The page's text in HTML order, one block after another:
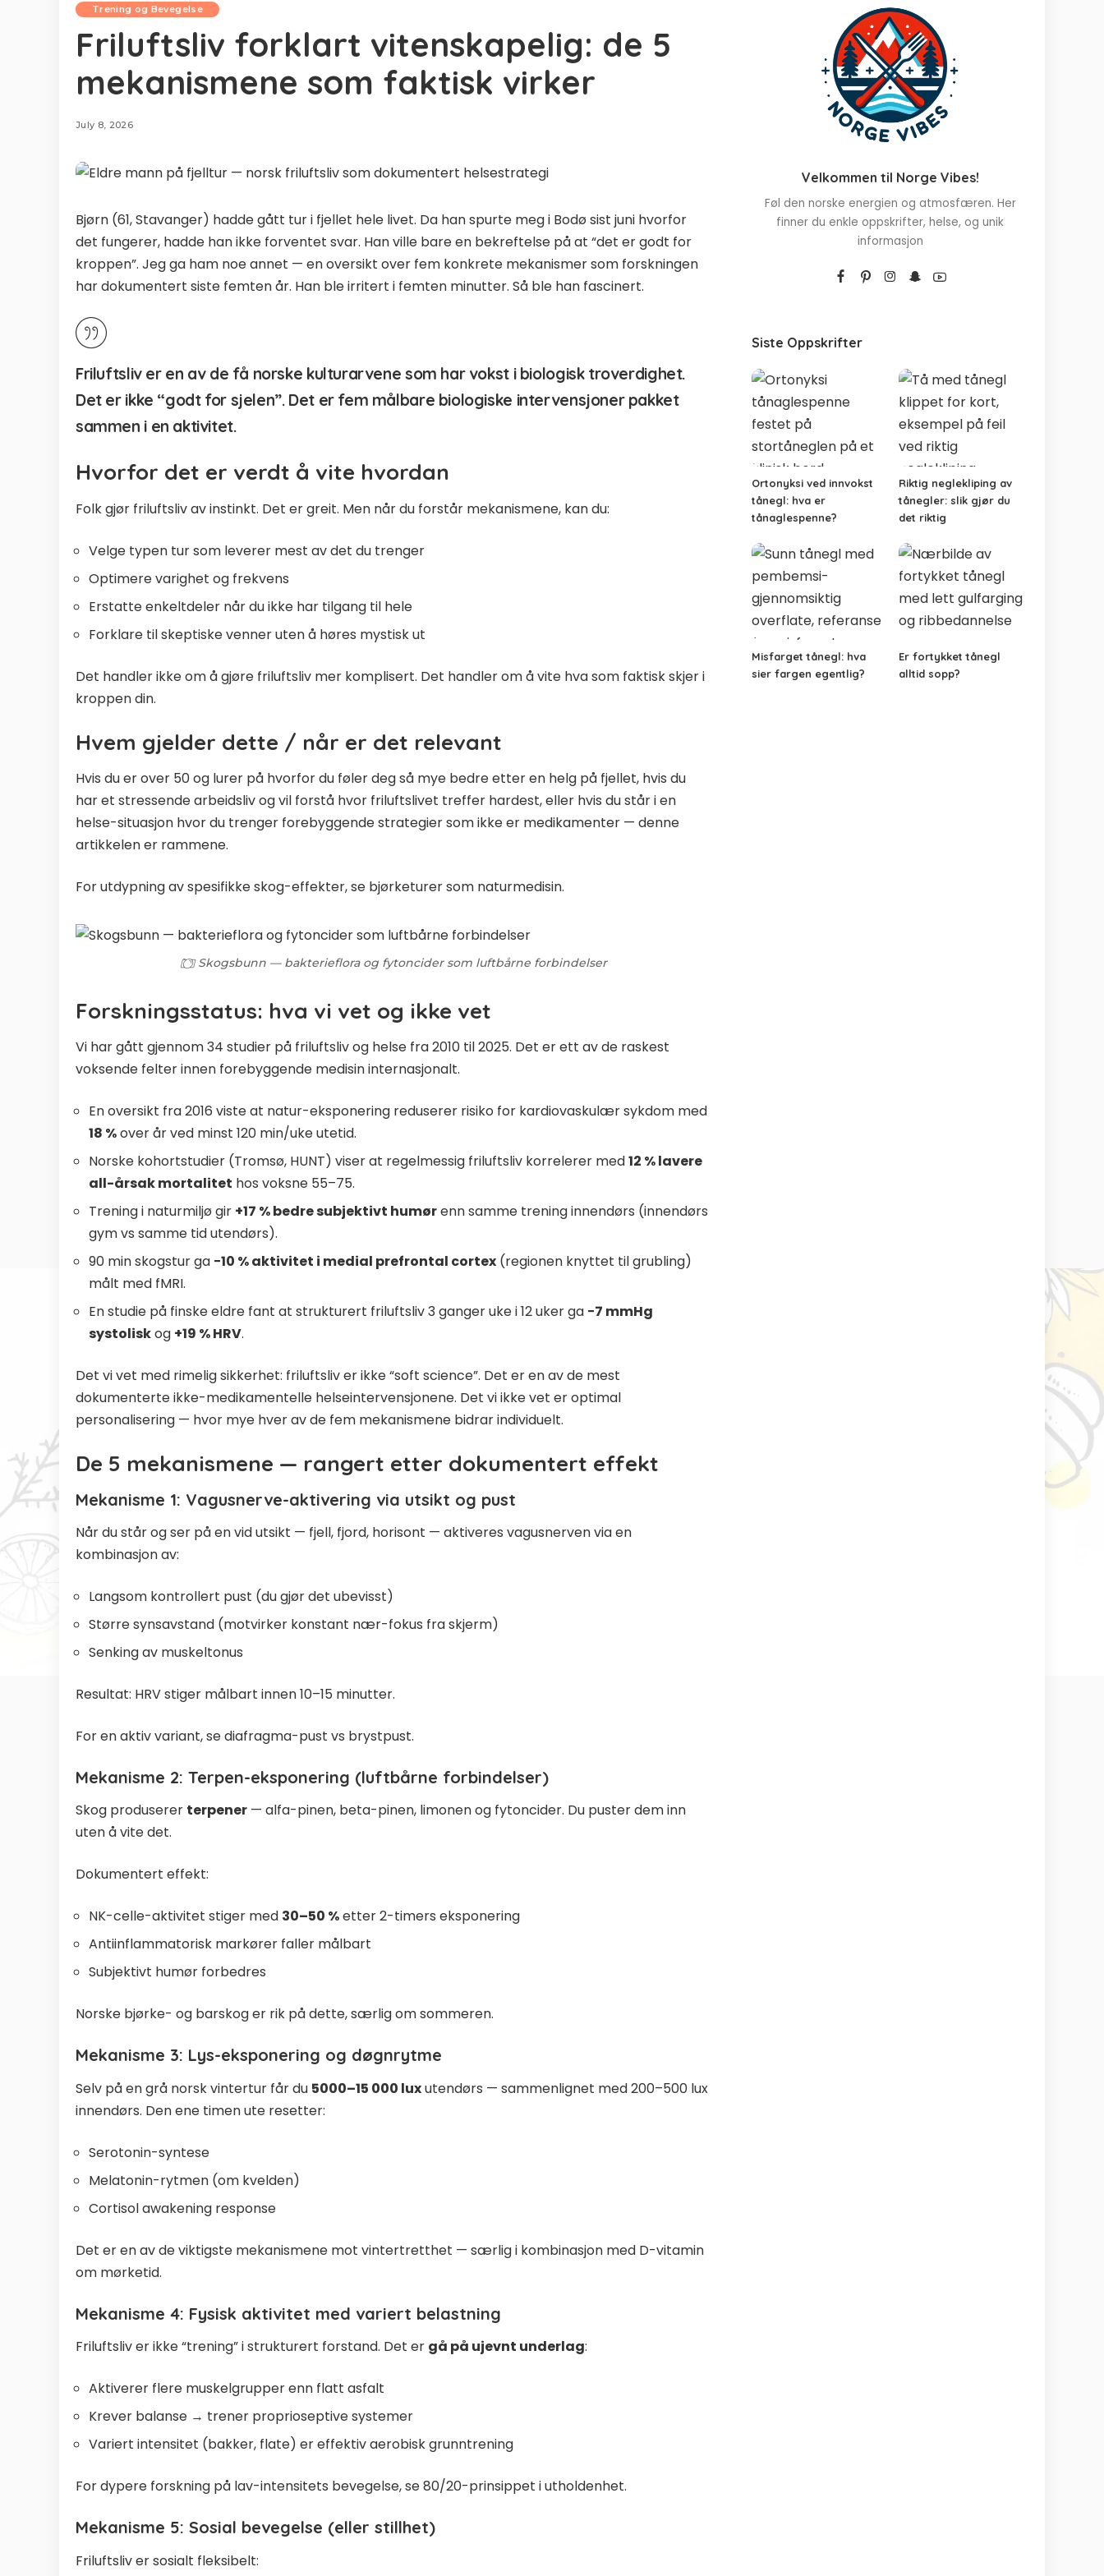
Trening og Bevegelse
Friluftsliv forklart vitenskapelig: de 5
mekanismene som faktisk virker
July 8, 2026
Bjørn (61, Stavanger) hadde gått tur i fjellet hele livet. Da han spurte meg i Bodø sist juni hvorfor
det fungerer, hadde han ikke forventet svar. Han ville bare en bekreftelse på at “det er godt for
kroppen”. Jeg ga ham noe annet — en oversikt over fem konkrete mekanismer som forskningen
har dokumentert siste femten år. Han ble irritert i femten minutter. Så ble han fascinert.
Friluftsliv er en av de få norske kulturarvene som har vokst i biologisk troverdighet.
Det er ikke “godt for sjelen”. Det er fem målbare biologiske intervensjoner pakket
sammen i en aktivitet.
Hvorfor det er verdt å vite hvordan
Folk gjør friluftsliv av instinkt. Det er greit. Men når du forstår mekanismene, kan du:
Velge typen tur som leverer mest av det du trenger
Optimere varighet og frekvens
Erstatte enkeltdeler når du ikke har tilgang til hele
Forklare til skeptiske venner uten å høres mystisk ut
Det handler ikke om å gjøre friluftsliv mer komplisert. Det handler om å vite hva som faktisk skjer i
kroppen din.
Hvem gjelder dette / når er det relevant
Hvis du er over 50 og lurer på hvorfor du føler deg så mye bedre etter en helg på fjellet, hvis du
har et stressende arbeidsliv og vil forstå hvor friluftslivet treffer hardest, eller hvis du står i en
helse-situasjon hvor du trenger forebyggende strategier som ikke er medikamenter — denne
artikkelen er rammene.
For utdypning av spesifikke skog-effekter, se bjørketurer som naturmedisin.
Skogsbunn — bakterieflora og fytoncider som luftbårne forbindelser
Forskningsstatus: hva vi vet og ikke vet
Vi har gått gjennom 34 studier på friluftsliv og helse fra 2010 til 2025. Det er ett av de raskest
voksende felter innen forebyggende medisin internasjonalt.
En oversikt fra 2016 viste at natur-eksponering reduserer risiko for kardiovaskulær sykdom med
18 %over år ved minst 120 min/uke utetid.
Norske kohortstudier (Tromsø, HUNT) viser at regelmessig friluftsliv korrelerer med12 % lavere
all-årsak mortalitet hos voksne 55–75.
Trening i naturmiljø gir +17 % bedre subjektivt humørenn samme trening innendørs (innendørs
gym vs samme tid utendørs).
90 min skogstur ga −10 % aktivitet i medial prefrontal cortex (regionen knyttet til grubling)
målt med fMRI.
En studie på finske eldre fant at strukturert friluftsliv 3 ganger uke i 12 uker ga −7 mmHg
systoliskog +19 % HRV.
Det vi vet med rimelig sikkerhet: friluftsliv er ikke “soft science”. Det er en av de mest
dokumenterte ikke-medikamentelle helse­intervensjonene. Det vi ikke vet er optimal
personalisering — hvor mye hver av de fem mekanismene bidrar individuelt.
De 5 mekanismene — rangert etter dokumentert effekt
Mekanisme 1: Vagusnerve-aktivering via utsikt og pust
Når du står og ser på en vid utsikt — fjell, fjord, horisont — aktiveres vagusnerven via en
kombinasjon av:
Langsom kontrollert pust (du gjør det ubevisst)
Større synsavstand (motvirker konstant nær-fokus fra skjerm)
Senking av muskeltonus
Resultat: HRV stiger målbart innen 10–15 minutter.
For en aktiv variant, sediafragma-pust vs brystpust.
Mekanisme 2: Terpen-eksponering (luftbårne forbindelser)
Skog produserer terpener — alfa-pinen, beta-pinen, limonen og fytoncider. Du puster dem inn
uten å vite det.
Dokumentert effekt:
NK-celle-aktivitet stiger med 30–50 %etter 2-timers eksponering
Antiinflammatorisk markører faller målbart
Subjektivt humør forbedres
Norske bjørke- og barskog er rik på dette, særlig om sommeren.
Mekanisme 3: Lys-eksponering og døgnrytme
Selv på en grå norsk vintertur får du 5000–15 000 luxutendørs — sammenlignet med 200–500 lux
innendørs. Den ene timen ute resetter:
Serotonin-syntese
Melatonin-rytmen (om kvelden)
Cortisol awakening response
Det er en av de viktigste mekanismene mot vintertretthet — særlig i kombinasjon med D-vitamin
om mørketid.
Mekanisme 4: Fysisk aktivitet med variert belastning
Friluftsliv er ikke “trening” i strukturert forstand. Det er gå på ujevnt underlag:
Aktiverer flere muskelgrupper enn flatt asfalt
Krever balanse → trener proprioseptive systemer
Variert intensitet (bakker, flate) er effektiv aerobisk grunntrening
For dypere forskning på lav-intensitets bevegelse, se80/20-prinsippet i utholdenhet.
Mekanisme 5: Sosial bevegelse (eller stillhet)
Friluftsliv er sosialt fleksibelt:
Velkommen til Norge Vibes!
Føl den norske energien og atmosfæren. Her
finner du enkle oppskrifter, helse, og unik
informasjon
Siste Oppskrifter
Ortonyksi ved innvokst
tånegl: hva er
tånaglespenne?
Riktig neglekliping av
tånegler: slik gjør du
det riktig
Misfarget tånegl: hva
sier fargen egentlig?
Er fortykket tånegl
alltid sopp?